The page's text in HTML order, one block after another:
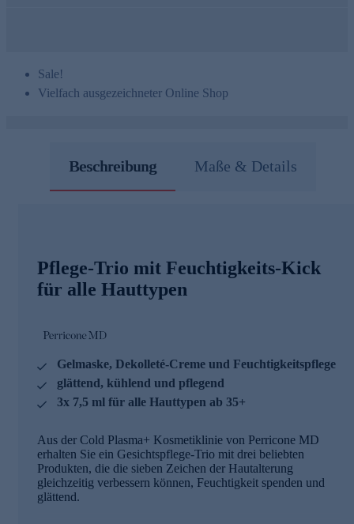
Sale!
Vielfach ausgezeichneter Online Shop
Beschreibung Maße & Details
Pflege-Trio mit Feuchtigkeits-Kick
für alle Hauttypen
Gelmaske, Dekolleté-Creme und Feuchtigkeitspflege
glättend, kühlend und pflegend
3x 7,5 ml für alle Hauttypen ab 35+
Aus der Cold Plasma+ Kosmetiklinie von Perricone MD
erhalten Sie ein Gesichtspflege-Trio mit drei beliebten
Produkten, die die sieben Zeichen der Hautalterung
gleichzeitig verbessern können, Feuchtigkeit spenden und
glättend.